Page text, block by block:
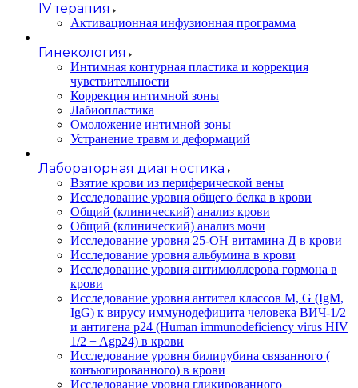
IV терапия
Активационная инфузионная программа
Гинекология
Интимная контурная пластика и коррекция
чувствительности
Коррекция интимной зоны
Лабиопластика
Омоложение интимной зоны
Устранение травм и деформаций
Лабораторная диагностика
Взятие крови из периферической вены
Исследование уровня общего белка в крови
Общий (клинический) анализ крови
Общий (клинический) анализ мочи
Исследование уровня 25-OH витамина Д в крови
Исследование уровня альбумина в крови
Исследование уровня антимюллерова гормона в
крови
Исследование уровня антител классов M, G (IgM,
IgG) к вирусу иммунодефицита человека ВИЧ-1/2
и антигена p24 (Human immunodeficiency virus HIV
1/2 + Agp24) в крови
Исследование уровня билирубина связанного (
конъюгированного) в крови
Исследование уровня гликированного